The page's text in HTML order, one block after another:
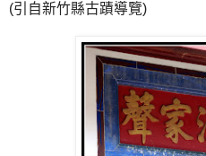
(引自新竹縣古蹟導覽)